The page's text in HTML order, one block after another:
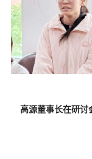
高源董事长在研讨